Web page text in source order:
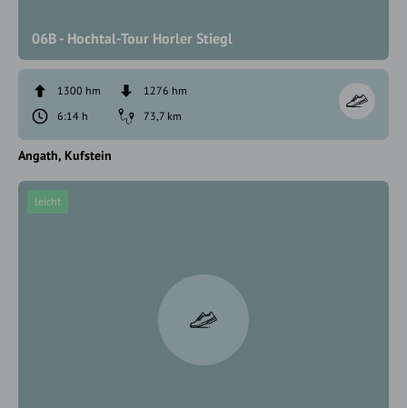
06B - Hochtal-Tour Horler Stiegl
1300 hm
1276 hm
6:14 h
73,7 km
Angath Kufstein
leicht